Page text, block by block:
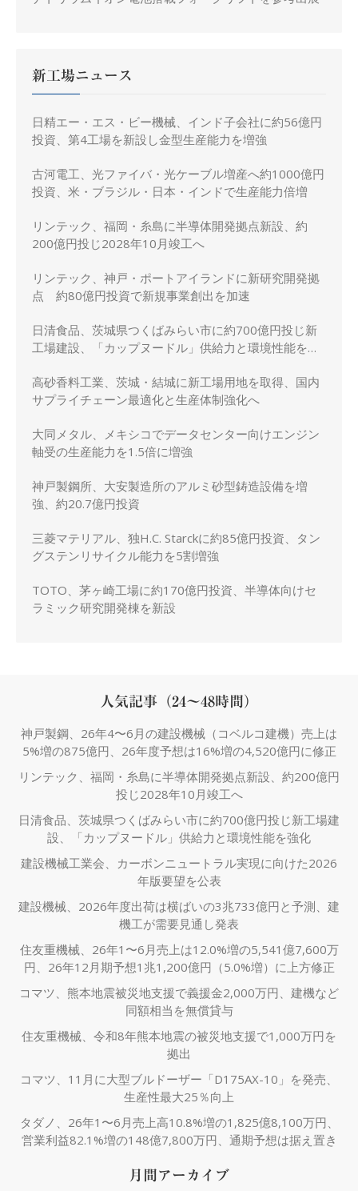
新工場ニュース
日精エー・エス・ビー機械、インド子会社に約56億円
投資、第4工場を新設し金型生産能力を増強
古河電工、光ファイバ・光ケーブル増産へ約1000億円
投資、米・ブラジル・日本・インドで生産能力倍増
リンテック、福岡・糸島に半導体開発拠点新設、約
200億円投じ2028年10月竣工へ
リンテック、神戸・ポートアイランドに新研究開発拠
点 約80億円投資で新規事業創出を加速
日清食品、茨城県つくばみらい市に約700億円投じ新
工場建設、「カップヌードル」供給力と環境性能を強
高砂香料工業、茨城・結城に新工場用地を取得、国内
サプライチェーン最適化と生産体制強化へ
大同メタル、メキシコでデータセンター向けエンジン
軸受の生産能力を1.5倍に増強
神戸製鋼所、大安製造所のアルミ砂型鋳造設備を増
強、約20.7億円投資
三菱マテリアル、独H.C. Starckに約85億円投資、タン
グステンリサイクル能力を5割増強
TOTO、茅ヶ崎工場に約170億円投資、半導体向けセ
ラミック研究開発棟を新設
人気記事（24～48時間）
神戸製鋼、26年4〜6月の建設機械（コベルコ建機）売上は
5%増の875億円、26年度予想は16%増の4,520億円に修正
リンテック、福岡・糸島に半導体開発拠点新設、約200億円
投じ2028年10月竣工へ
日清食品、茨城県つくばみらい市に約700億円投じ新工場建
設、「カップヌードル」供給力と環境性能を強化
建設機械工業会、カーボンニュートラル実現に向けた2026
年版要望を公表
建設機械、2026年度出荷は横ばいの3兆733億円と予測、建
機工が需要見通し発表
住友重機械、26年1〜6月売上は12.0%増の5,541億7,600万
円、26年12月期予想1兆1,200億円（5.0%増）に上方修正
コマツ、熊本地震被災地支援で義援金2,000万円、建機など
同額相当を無償貸与
住友重機械、令和8年熊本地震の被災地支援で1,000万円を
拠出
コマツ、11月に大型ブルドーザー「D175AX-10」を発売、
生産性最大25％向上
タダノ、26年1〜6月売上高10.8%増の1,825億8,100万円、
営業利益82.1%増の148億7,800万円、通期予想は据え置き
月間アーカイブ